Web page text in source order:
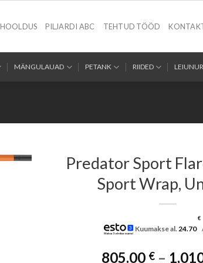
HOOLDUS PILJARDI ABC TEHTUD TÖÖD
MÄNGULAUAD PETANK RIIDED
Predator Sport
Sport Wrap,
Kuumakse al. 24.70
€
805.00 € –